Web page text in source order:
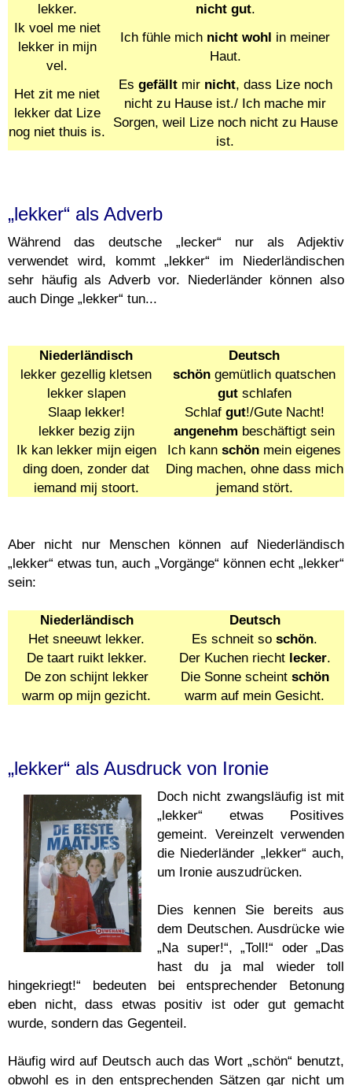
lekker.
nicht gut.
Ik voel me niet
lekker in mijn
vel.
Ich fühle mich nicht wohl in meiner
Haut.
Het zit me niet
lekker dat Lize
nog niet thuis is.
Es gefälltmir nicht, dass Lize noch
nicht zu Hause ist./ Ich mache mir
Sorgen, weil Lize noch nicht zu Hause
ist.
„lekker“ als Adverb
Während das deutsche „lecker“ nur als Adjektiv
verwendet wird, kommt „lekker“ im Niederländischen
sehr häufig als Adverb vor. Niederländer können also
auch Dinge „lekker“ tun...
Niederländisch
Deutsch
lekker gezellig kletsen
schön gemütlich quatschen
lekker slapen
gutschlafen
Slaap lekker!
Schlaf gut!/Gute Nacht!
lekker bezig zijn
angenehm beschäftigt sein
Ik kan lekker mijn eigen
ding doen, zonder dat
iemand mij stoort.
Ich kann schön mein eigenes
Ding machen, ohne dass mich
jemand stört.
Aber nicht nur Menschen können auf Niederländisch
„lekker“ etwas tun, auch „Vorgänge“ können echt „lekker“
sein:
Niederländisch
Deutsch
Het sneeuwt lekker.
Es schneit so schön.
De taart ruikt lekker.
Der Kuchen riecht lecker.
De zon schijnt lekker
warm op mijn gezicht.
Die Sonne scheint schön
warm auf mein Gesicht.
„lekker“ als Ausdruck von Ironie
Doch nicht zwangsläufig ist mit
„lekker“ etwas Positives
gemeint. Vereinzelt verwenden
die Niederländer „lekker“ auch,
um Ironie auszudrücken.
Dies kennen Sie bereits aus
dem Deutschen. Ausdrücke wie
„Na super!“, „Toll!“ oder „Das
hast du ja mal wieder toll
hingekriegt!“ bedeuten bei entsprechender Betonung
eben nicht, dass etwas positiv ist oder gut gemacht
wurde, sondern das Gegenteil.
Häufig wird auf Deutsch auch das Wort „schön“ benutzt,
obwohl es in den entsprechenden Sätzen gar nicht um